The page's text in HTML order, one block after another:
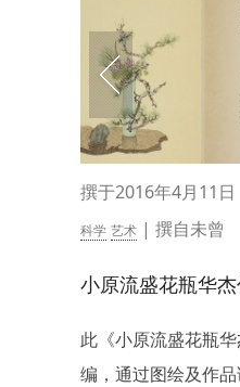
撰于2016年4月11日
科学 艺术 | 撰自未曾
小原流盛花瓶华
此《小原流盛花瓶
编，通过图绘及作